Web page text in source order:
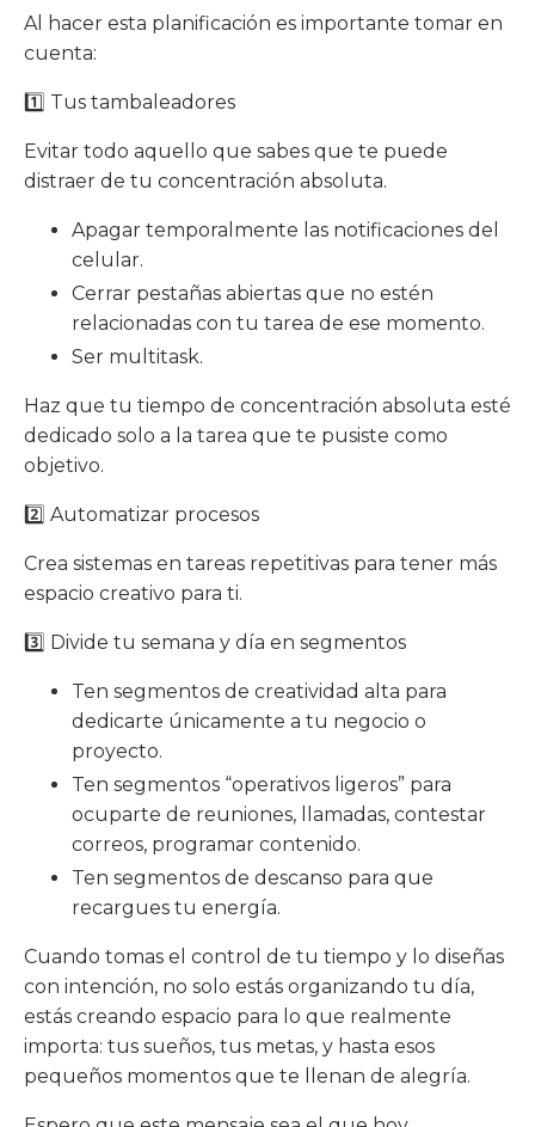
Al hacer esta planificación es importante tomar en
cuenta:
1️⃣ Tus tambaleadores
Evitar todo aquello que sabes que te puede
distraer de tu concentración absoluta.
Apagar temporalmente las notificaciones del
celular.
Cerrar pestañas abiertas que no estén
relacionadas con tu tarea de ese momento.
Ser multitask.
Haz que tu tiempo de concentración absoluta esté
dedicado solo a la tarea que te pusiste como
objetivo.
2️⃣ Automatizar procesos
Crea sistemas en tareas repetitivas para tener más
espacio creativo para ti.
3️⃣ Divide tu semana y día en segmentos
Ten segmentos de creatividad alta para
dedicarte únicamente a tu negocio o
proyecto.
Ten segmentos “operativos ligeros” para
ocuparte de reuniones, llamadas, contestar
correos, programar contenido.
Ten segmentos de descanso para que
recargues tu energía.
Cuando tomas el control de tu tiempo y lo diseñas
con intención, no solo estás organizando tu día,
estás creando espacio para lo que realmente
importa: tus sueños, tus metas, y hasta esos
pequeños momentos que te llenan de alegría.